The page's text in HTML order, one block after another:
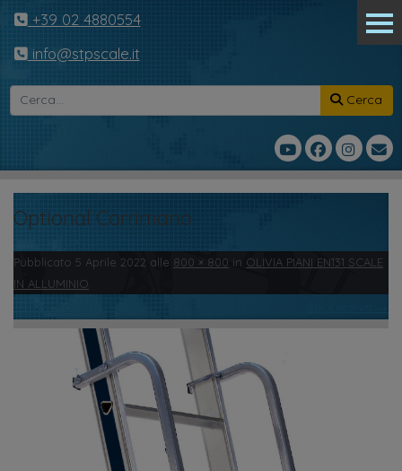
+39 02 4880554
info@stpscale.it
Cerca
Optional Corrimano
Pubblicato 5 Aprile 2022 alle 800 × 800 in OLIVIA PIANI EN131 SCALE
IN ALLUMINIO